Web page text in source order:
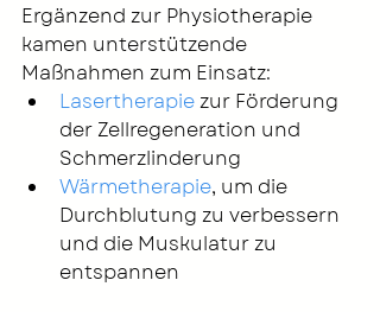
Ergänzend zur Physiotherapie
kamen unterstützende
Maßnahmen zum Einsatz:
Lasertherapie zur Förderung
der Zellregeneration und
Schmerzlinderung
Wärmetherapie, um die
Durchblutung zu verbessern
und die Muskulatur zu
entspannen